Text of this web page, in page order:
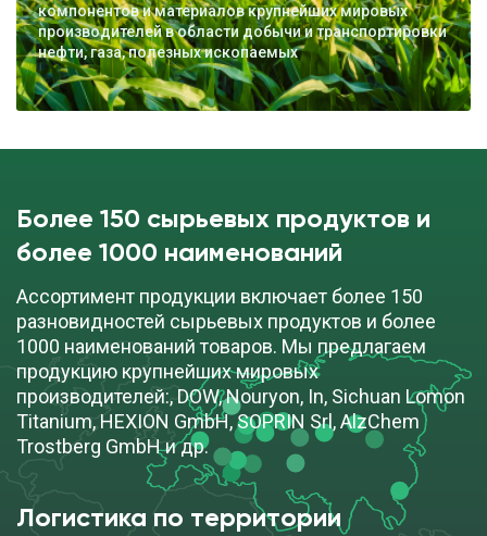
компонентов и материалов крупнейших мировых
производителей в области добычи и транспортировки
нефти, газа, полезных ископаемых
Более 150 сырьевых продуктов и
более 1000 наименований
Ассортимент продукции включает более 150
разновидностей сырьевых продуктов и более
1000 наименований товаров. Мы предлагаем
продукцию крупнейших мировых
производителей:, DOW, Nouryon, In, Sichuan Lomon
Titanium, HEXION GmbH, SOPRIN Srl, AlzChem
Trostberg GmbH и др.
Логистика по территории